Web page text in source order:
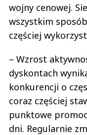
wojny cenowej.
wszystkim
częściej
– Wzrost
dyskontach
konkurencji o
coraz częściej
punktowe
dni. Regularnie